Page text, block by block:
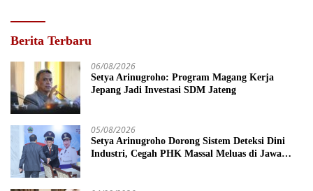
Berita Terbaru
06/08/2026
Setya Arinugroho: Program Magang Kerja
Jepang Jadi Investasi SDM Jateng
05/08/2026
Setya Arinugroho Dorong Sistem Deteksi Dini
Industri, Cegah PHK Massal Meluas di Jawa